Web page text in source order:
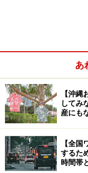
いうことはありませ
からかもしれません
なら濡れてかまわな
からの風が強いこ
往々にしてあります
という人は、携帯傘
役立つかもしれません
あ
【沖
してみ
産にも
【全
するた
時間帯